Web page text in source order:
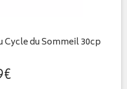
du Sommeil 30cp
€